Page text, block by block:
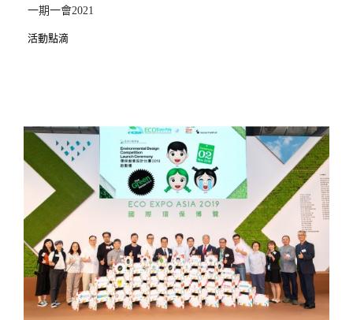
一期一會2021
活動點滴